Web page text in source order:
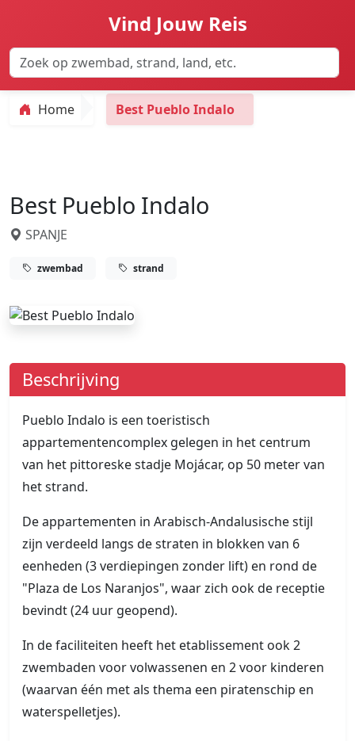
Vind Jouw Reis
Home Best Pueblo Indalo
Best Pueblo Indalo
SPANJE
zwembad strand
Beschrijving
Pueblo Indalo is een toeristisch
appartementencomplex gelegen in het centrum
van het pittoreske stadje Mojácar, op 50 meter van
het strand.
De appartementen in Arabisch-Andalusische stijl
zijn verdeeld langs de straten in blokken van 6
eenheden (3 verdiepingen zonder lift) en rond de
"Plaza de Los Naranjos", waar zich ook de receptie
bevindt (24 uur geopend).
In de faciliteiten heeft het etablissement ook 2
zwembaden voor volwassenen en 2 voor kinderen
(waarvan één met als thema een piratenschip en
waterspelletjes).